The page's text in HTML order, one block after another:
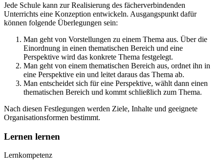
Jede Schule kann zur Realisierung des fächerverbindenden
Unterrichts eine Konzeption entwickeln. Ausgangspunkt dafür
können folgende Überlegungen sein:
Man geht von Vorstellungen zu einem Thema aus. Über die
Einordnung in einen thematischen Bereich und eine
Perspektive wird das konkrete Thema festgelegt.
Man geht von einem thematischen Bereich aus, ordnet ihn in
eine Perspektive ein und leitet daraus das Thema ab.
Man entscheidet sich für eine Perspektive, wählt dann einen
thematischen Bereich und kommt schließlich zum Thema.
Nach diesen Festlegungen werden Ziele, Inhalte und geeignete
Organisationsformen bestimmt.
Lernen lernen
Lernkompetenz